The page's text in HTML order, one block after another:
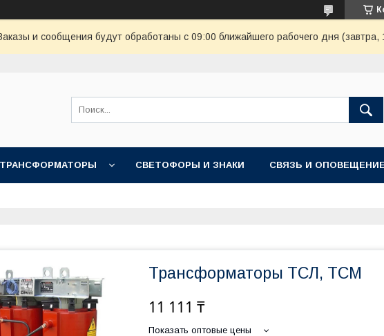
и сообщения будут обработаны с 09:00 ближайшего рабочего дня (завтра,
ТРАНСФОРМАТОРЫ СВЕТОФОРЫ И ЗНАКИ СВЯЗЬ И
Трансформаторы ТСЛ, ТСМ
11 111 ₸
Показать оптовые цены